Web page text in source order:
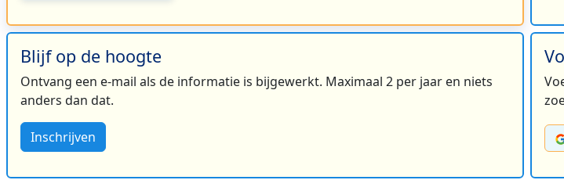
Blijf op de hoogte
Ontvang een e-mail als de informatie is bijgewerkt. Maximaal 2 per jaar en niets
anders dan dat.
Inschrijven